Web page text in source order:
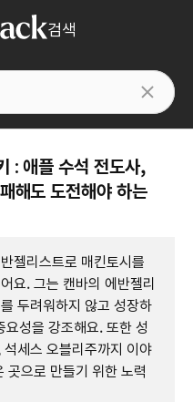
검색
: 애플 수석 전도사,
해도 도전해야 하는
젤리스트로 매킨토시를
요. 그는 캔바의 에반젤리
두려워하지 않고 성장하
성을 강조해요. 또한 성
세스 오블리주까지 이야
곳으로 만들기 위한 노력